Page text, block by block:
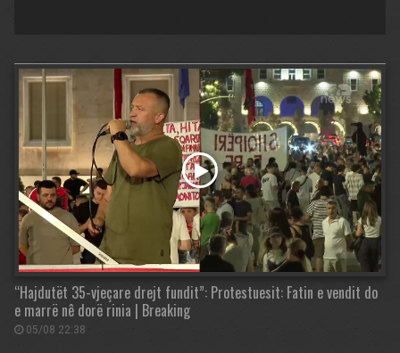
“Hajdutët 35-vjeçare drejt fundit”: Protestuesit: Fatin e vendit do
e marrë nê dorë rinia | Breaking
05/08 22:38